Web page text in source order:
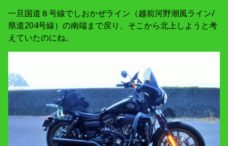
一旦国道８号線でしおかぜライン（越前河野潮風ライン/
県道204号線）の南端まで戻り、そこから北上しようと考
えていたのにね。